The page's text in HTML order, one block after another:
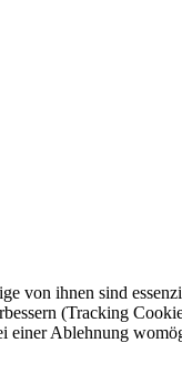
von ihnen sind
(Tracking
einer Ablehnung